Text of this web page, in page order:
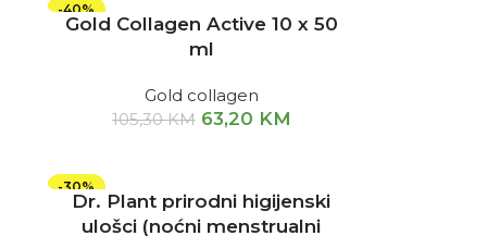
-40%
Gold Collagen Active 10 x 50
ml
Gold collagen
105,30KM 63,20 KM
-30%
Dr. Plant prirodni higijenski
ulošci (noćni menstrualni